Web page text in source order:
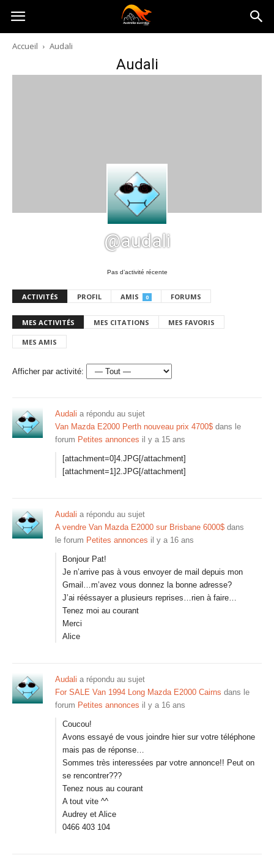
Australia-
australie.com
Accueil Audali
Audali
@audali
Pas d’activité récente
ACTIVITÉS PROFIL AMIS 0 FORUMS
MES ACTIVITÉS MES CITATIONS MES FAVORIS
MES AMIS
Afficher par activité:
Audali a répondu au sujet
Van Mazda E2000 Perth nouveau prix 4700$ dans le
forum Petites annonces il y a 15 ans
[attachment=0]4.JPG[/attachment]
[attachment=1]2.JPG[/attachment]
Audali a répondu au sujet
A vendre Van Mazda E2000 sur Brisbane 6000$ dans
le forum Petites annonces il y a 16 ans
Bonjour Pat!
Je n’arrive pas à vous envoyer de mail depuis mon
Gmail…m’avez vous donnez la bonne adresse?
J’ai rééssayer a plusieurs reprises…rien à faire…
Tenez moi au courant
Merci
Alice
Audali a répondu au sujet
For SALE Van 1994 Long Mazda E2000 Cairns dans le
forum Petites annonces il y a 16 ans
Coucou!
Avons essayé de vous joindre hier sur votre téléphone
mais pas de réponse…
Sommes très interessées par votre annonce!! Peut on
se rencontrer???
Tenez nous au courant
A tout vite ^^
Audrey et Alice
0466 403 104